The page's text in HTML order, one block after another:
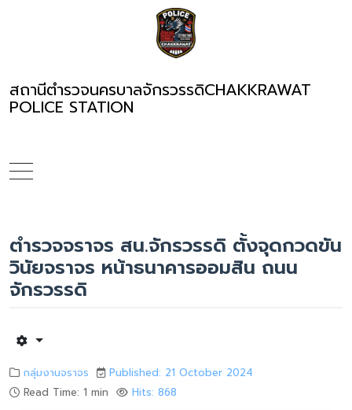
สถานีตำรวจนครบาลจักรวรรดิCHAKKRAWAT
POLICE STATION
ตำรวจจราจร สน.จักรวรรดิ ตั้งจุดกวดขัน
วินัยจราจร หน้าธนาคารออมสิน ถนน
จักรวรรดิ
กลุ่มงานจราจร
Published: 21 October 2024
Read Time: 1 min
Hits: 868